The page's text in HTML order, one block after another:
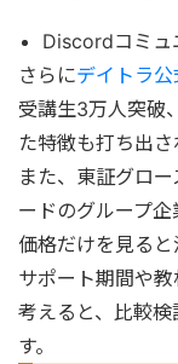
Discordコミュ
さらにデイトラ公
受講生3万人突破
た特徴も打ち出さ
また、東証グロ
ードのグループ企
価格だけを見ると
サポート期間や
考えると、比較
す。